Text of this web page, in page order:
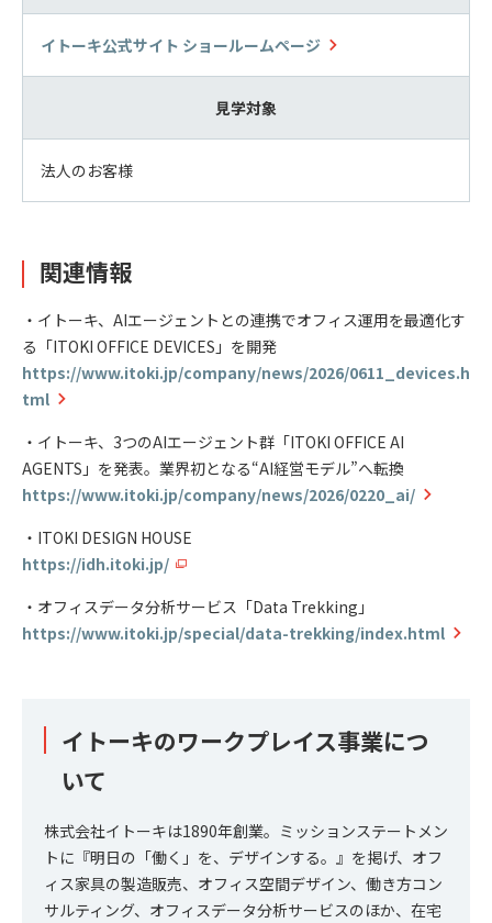
イトーキ公式サイト ショールームページ
見学対象
法人のお客様
関連情報
・イトーキ、AIエージェントとの連携でオフィス運用を最適化す
る「ITOKI OFFICE DEVICES」を開発
https://www.itoki.jp/company/news/2026/0611_devices.h
tml
・イトーキ、3つのAIエージェント群「ITOKI OFFICE AI
AGENTS」を発表。業界初となる“AI経営モデル”へ転換
https://www.itoki.jp/company/news/2026/0220_ai/
・ITOKI DESIGN HOUSE
https://idh.itoki.jp/
・オフィスデータ分析サービス「Data Trekking」
https://www.itoki.jp/special/data-trekking/index.html
イトーキのワークプレイス事業につ
いて
株式会社イトーキは1890年創業。ミッションステートメン
トに『明日の「働く」を、デザインする。』を掲げ、オフ
ィス家具の製造販売、オフィス空間デザイン、働き方コン
サルティング、オフィスデータ分析サービスのほか、在宅